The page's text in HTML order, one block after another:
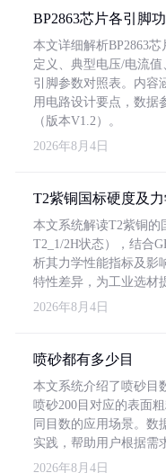
BP2863芯片各引脚
本文详细解析BP2863
定义、典型电压/电流
引脚参数对照表。内容
用电路设计要点，数据
（版本V1.2）。
2026年8月4日
T2紫铜国标硬度及
本文系统解读T2紫铜的
T2_1/2H状态），结合
析其力学性能指标及影
特性差异，为工业选材
2026年8月4日
喷砂都有多少目
本文系统介绍了喷砂目
喷砂200目对应的表面
同目数的应用场景。数
实践，帮助用户根据需
2026年8月4日